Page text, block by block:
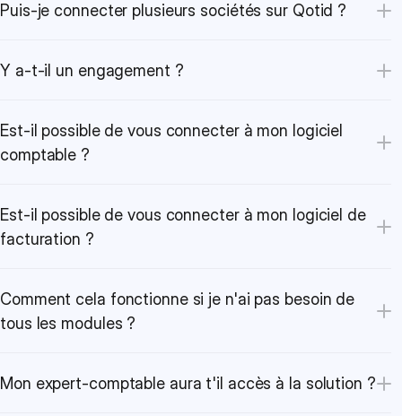
Puis-je connecter plusieurs sociétés sur Qotid ?
Y a-t-il un engagement ?
Est-il possible de vous connecter à mon logiciel
comptable ?
Est-il possible de vous connecter à mon logiciel de
facturation ?
Comment cela fonctionne si je n'ai pas besoin de
tous les modules ?
Mon expert-comptable aura t'il accès à la solution ?